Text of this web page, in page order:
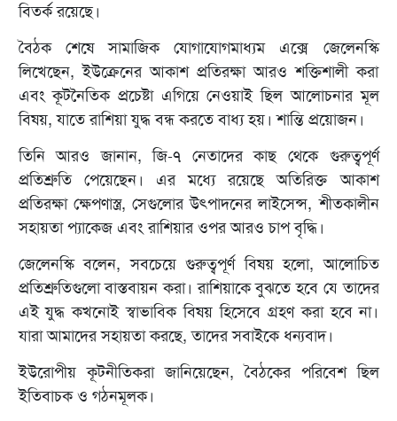
বিতর্ক রয়েছে।
বৈঠক শেষে সামাজিক যোগাযোগমাধ্যম এক্সে জেলেনস্কি
লিখেছেন, ইউক্রেনের আকাশ প্রতিরক্ষা আরও শক্তিশালী করা
এবং কূটনৈতিক প্রচেষ্টা এগিয়ে নেওয়াই ছিল আলোচনার মূল
বিষয়, যাতে রাশিয়া যুদ্ধ বন্ধ করতে বাধ্য হয়। শান্তি প্রয়োজন।
তিনি আরও জানান, জি-৭ নেতাদের কাছ থেকে গুরুত্বপূর্ণ
প্রতিশ্রুতি পেয়েছেন। এর মধ্যে রয়েছে অতিরিক্ত আকাশ
প্রতিরক্ষা ক্ষেপণাস্ত্র, সেগুলোর উৎপাদনের লাইসেন্স, শীতকালীন
সহায়তা প্যাকেজ এবং রাশিয়ার ওপর আরও চাপ বৃদ্ধি।
জেলেনস্কি বলেন, সবচেয়ে গুরুত্বপূর্ণ বিষয় হলো, আলোচিত
প্রতিশ্রুতিগুলো বাস্তবায়ন করা। রাশিয়াকে বুঝতে হবে যে তাদের
এই যুদ্ধ কখনোই স্বাভাবিক বিষয় হিসেবে গ্রহণ করা হবে না।
যারা আমাদের সহায়তা করছে, তাদের সবাইকে ধন্যবাদ।
ইউরোপীয় কূটনীতিকরা জানিয়েছেন, বৈঠকের পরিবেশ ছিল
ইতিবাচক ও গঠনমূলক।